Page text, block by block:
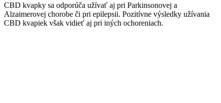
CBD kvapky sa odporúča užívať aj pri Parkinsonovej a
Alzaimerovej chorobe či pri epilepsii. Pozitívne výsledky užívania
CBD kvapiek však vidieť aj pri iných ochoreniach.